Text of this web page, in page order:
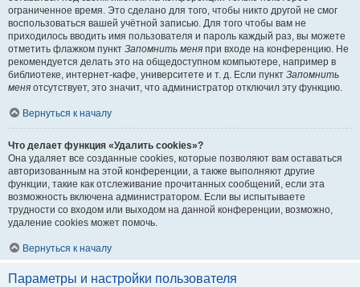
ограниченное время. Это сделано для того, чтобы никто другой не смог
воспользоваться вашей учётной записью. Для того чтобы вам не
приходилось вводить имя пользователя и пароль каждый раз, вы можете
отметить флажком пункт Запомнить меня при входе на конференцию. Не
рекомендуется делать это на общедоступном компьютере, например в
библиотеке, интернет-кафе, университете и т. д. Если пункт Запомнить
меня отсутствует, это значит, что администратор отключил эту функцию.
Вернуться к началу
Что делает функция «Удалить cookies»?
Она удаляет все созданные cookies, которые позволяют вам оставаться
авторизованным на этой конференции, а также выполняют другие
функции, такие как отслеживание прочитанных сообщений, если эта
возможность включена администратором. Если вы испытываете
трудности со входом или выходом на данной конференции, возможно,
удаление cookies может помочь.
Вернуться к началу
Параметры и настройки пользователя